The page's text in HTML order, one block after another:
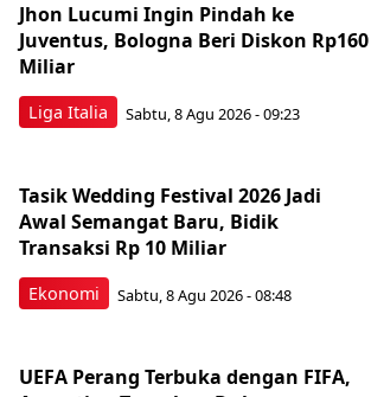
Liga Italia
Jhon Lucumi Ingin Pindah ke
Juventus, Bologna Beri Diskon Rp160
Miliar
Sabtu, 8 Agu 2026 - 09:23
Ekonomi
Tasik Wedding Festival 2026 Jadi
Awal Semangat Baru, Bidik
Transaksi Rp 10 Miliar
Sabtu, 8 Agu 2026 - 08:48
UEFA Perang Terbuka dengan FIFA,